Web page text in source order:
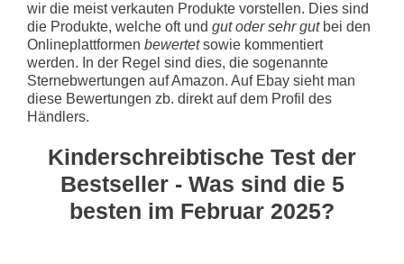
wir die meist verkauten Produkte vorstellen. Dies sind
die Produkte, welche oft und gut oder sehr gutbei den
Onlineplattformen bewertetsowie kommentiert
werden. In der Regel sind dies, die sogenannte
Sternebwertungen auf Amazon. Auf Ebay sieht man
diese Bewertungen zb. direkt auf dem Profil des
Händlers.
Kinderschreibtische Test der
Bestseller - Was sind die 5
besten im Februar 2025?